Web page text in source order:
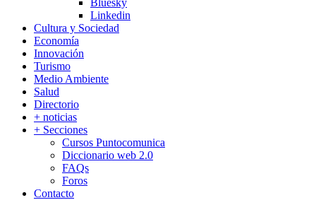
Bluesky
Linkedin
Cultura y Sociedad
Economía
Innovación
Turismo
Medio Ambiente
Salud
Directorio
+ noticias
+ Secciones
Cursos Puntocomunica
Diccionario web 2.0
FAQs
Foros
Contacto